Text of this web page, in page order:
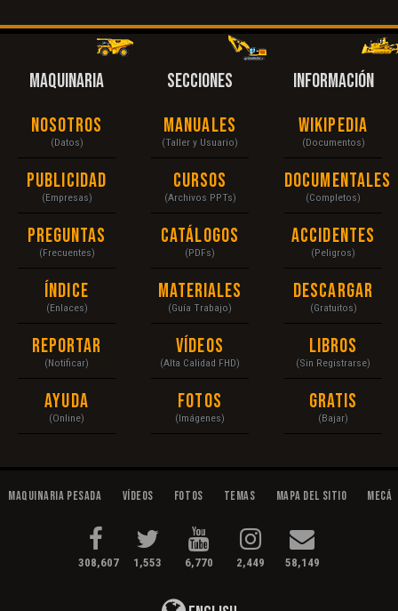
MAQUINARIA
Nosotros
(Datos)
Publicidad
(Empresas)
Preguntas
(Frecuentes)
Índice
(Enlaces)
Reportar
(Notificar)
Ayuda
(Online)
SECCIONES
Manuales
(Taller y Usuario)
Cursos
(Archivos PPTs)
Catálogos
(PDFs)
Materiales
(Guía Trabajo)
Vídeos
(Alta Calidad FHD)
Fotos
(Imágenes)
INFORMACIÓN
Wikipedia
(Documentos)
Documentales
(Completos)
Accidentes
(Peligros)
Descargar
(Gratuitos)
Libros
(Sin Registrarse)
Gratis
(Bajar)
Maquinaria Pesada Vídeos Fotos Temas Mapa del Sitio
308,607 1,553 6,770 2,449 58,149